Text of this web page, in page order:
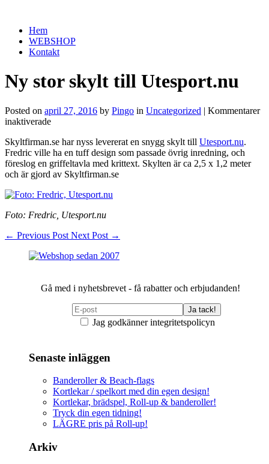
Hem
WEBSHOP
Kontakt
Ny stor skylt till Utesport.nu
Posted on april 27, 2016 by Pingo in Uncategorized | Kommentarer
inaktiveradeför
stor
skylt
till
Utesport.nu
Skyltfirman.se har nyss levererat en snygg skylt till Utesport.nu.
Fredric ville ha en tuff design som passade övrig inredning, och
föreslog en griffeltavla med krittext. Skylten är ca 2,5 x 1,2 meter
och är gjord av Skyltfirman.se
Foto: Fredric, Utesport.nu
← Previous Post Next Post →
Gå med i nyhetsbrevet - få rabatter och erbjudanden!
Jag godkänner integritetspolicyn
Senaste inläggen
Banderoller & Beach-flags
Kortlekar / spelkort med din egen design!
Kortlekar, brädspel, Roll-up & banderoller!
Tryck din egen tidning!
LÄGRE pris på Roll-up!
Arkiv